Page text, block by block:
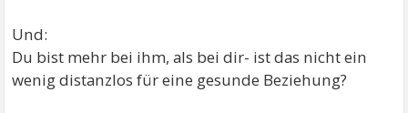
Und:
Du bist mehr bei ihm, als bei dir- ist das nicht ein
wenig distanzlos für eine gesunde Beziehung?